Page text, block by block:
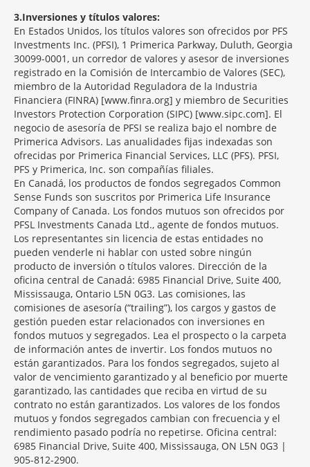
3 Inversiones y títulos valores:
En Estados Unidos, los títulos valores son ofrecidos por PFS
Investments Inc. (PFSI), 1 Primerica Parkway, Duluth, Georgia
30099-0001, un corredor de valores y asesor de inversiones
registrado en la Comisión de Intercambio de Valores (SEC),
miembro de la Autoridad Reguladora de la Industria
Financiera (FINRA) [www.finra.org] y miembro de Securities
Investors Protection Corporation (SIPC) [www.sipc.com]. El
negocio de asesoría de PFSI se realiza bajo el nombre de
Primerica Advisors. Las anualidades fijas indexadas son
ofrecidas por Primerica Financial Services, LLC (PFS). PFSI,
PFS y Primerica, Inc. son compañías filiales.
En Canadá, los productos de fondos segregados Common
Sense Funds son suscritos por Primerica Life Insurance
Company of Canada. Los fondos mutuos son ofrecidos por
PFSL Investments Canada Ltd., agente de fondos mutuos.
Los representantes sin licencia de estas entidades no
pueden venderle ni hablar con usted sobre ningún
producto de inversión o títulos valores. Dirección de la
oficina central de Canadá: 6985 Financial Drive, Suite 400,
Mississauga, Ontario L5N 0G3. Las comisiones, las
comisiones de asesoría (“trailing”), los cargos y gastos de
gestión pueden estar relacionados con inversiones en
fondos mutuos y segregados. Lea el prospecto o la carpeta
de información antes de invertir. Los fondos mutuos no
están garantizados. Para los fondos segregados, sujeto al
valor de vencimiento garantizado y al beneficio por muerte
garantizado, las cantidades que reciba en virtud de su
contrato no están garantizados. Los valores de los fondos
mutuos y fondos segregados cambian con frecuencia y el
rendimiento pasado podría no repetirse. Oficina central:
6985 Financial Drive, Suite 400, Mississauga, ON L5N 0G3 |
905-812-2900.